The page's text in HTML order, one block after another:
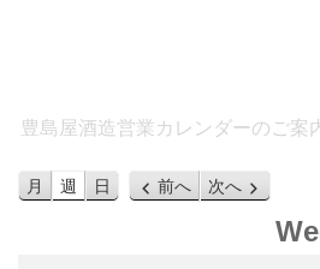
豊島屋酒造営業カレンダーのご案
月 週 日 前へ 次へ